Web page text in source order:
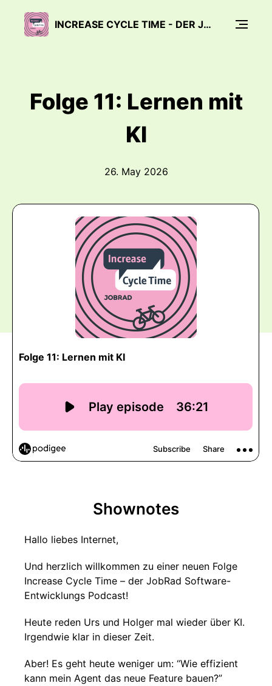
INCREASE CYCLE TIME - DER JOBRAD® DEVELOPMENT PODCAST
Folge 11: Lernen mit
KI
26. May 2026
Shownotes
Hallo liebes Internet,
Und herzlich willkommen zu einer neuen Folge
Increase Cycle Time – der JobRad Software-
Entwicklungs Podcast!
Heute reden Urs und Holger mal wieder über KI.
Irgendwie klar in dieser Zeit.
Aber! Es geht heute weniger um: “Wie effizient
kann mein Agent das neue Feature bauen?”